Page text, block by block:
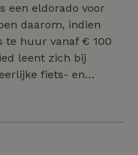
en
wandel- en
diverse
restaurant met
sport-
op 200
een eldorado voor
daarom, indien
te huur vanaf € 100
leent zich bij
fiets- en
beekjes en de
hiervoor van harte uit.